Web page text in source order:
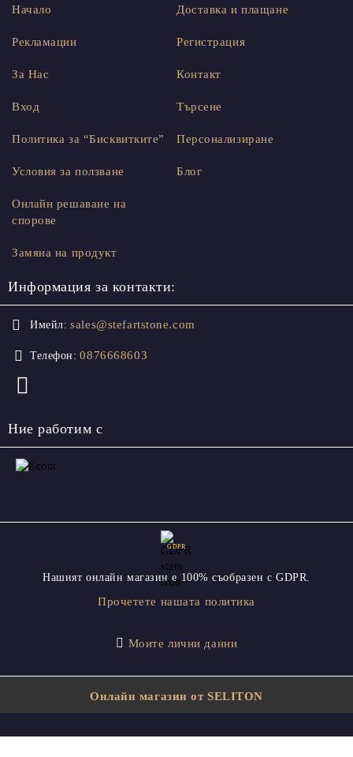
Начало
Рекламации
За Нас
Вход
Доставка и плащане
Регистрация
Контакт
Търсене
Политика за “Бисквитките”
Условия за ползване
Онлайн решаване на
спорове
Замяна на продукт
Персонализиране
Блог
Информация за контакти:
Имейл: sales@stefartstone.com
Телефон: 0876668603
Ние работим с
GDPR
Нашият онлайн магазин е 100% съобразен с GDPR.
Прочетете нашата политика
Моите лични данни
Онлайн магазин от SELITON